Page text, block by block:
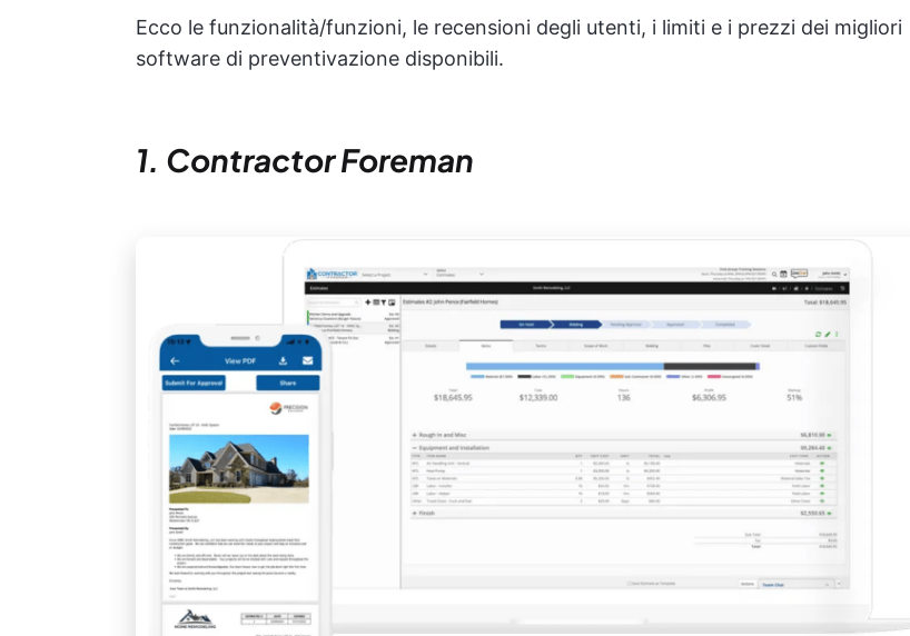
Ecco le funzionalità/funzioni, le recensioni degli utenti, i limiti e i prezzi dei migliori
software di preventivazione disponibili.
1. Contractor Foreman